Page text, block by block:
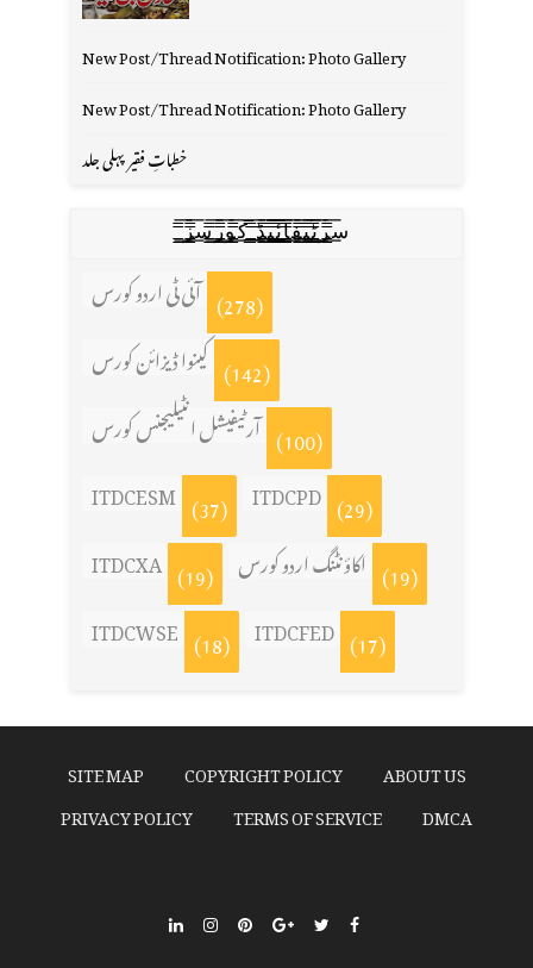
New Post/Thread Notification: Photo Gallery
New Post/Thread Notification: Photo Gallery
خطباتِ فقیر پہلی جلد
س̳̿͟͞ر̳̿͟͞ٹ̳̿͟͞ی̳̿͟͞ف̳̿͟͞ا̳̿͟͞ي̳̳̿ٔ̿͟͟͞͞ی̳̿͟͞ڈ̳̿͟͞ ̳̿͟͞ک̳̿͟͞و̳̿͟͞ر̳̿͟͞س̳̿͟͞ز̳̿͟͞
آئی ٹی اردو کورس (278)
کینوا ڈیزائن کورس (142)
آرٹیفیشل انٹیلیجنس کورس (100)
ITDCESM (37) ITDCPD (29)
ITDCXA (19) اکاؤنٹنگ اردو کورس (19)
ITDCWSE (18) ITDCFED (17)
ABOUT US
COPYRIGHT POLICY
SITE MAP
DMCA
TERMS OF SERVICE
PRIVACY POLICY